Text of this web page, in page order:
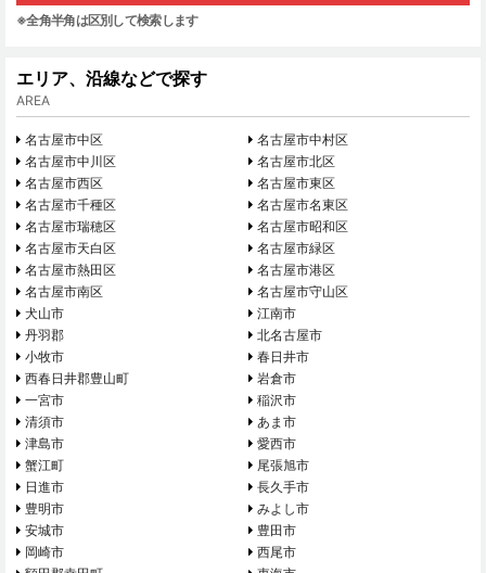
※全角半角は区別して検索します
エリア、沿線などで探す
AREA
名古屋市中区
名古屋市中村区
名古屋市中川区
名古屋市北区
名古屋市西区
名古屋市東区
名古屋市千種区
名古屋市名東区
名古屋市瑞穂区
名古屋市昭和区
名古屋市天白区
名古屋市緑区
名古屋市熱田区
名古屋市港区
名古屋市南区
名古屋市守山区
犬山市
江南市
丹羽郡
北名古屋市
小牧市
春日井市
西春日井郡豊山町
岩倉市
一宮市
稲沢市
清須市
あま市
津島市
愛西市
蟹江町
尾張旭市
日進市
長久手市
豊明市
みよし市
安城市
豊田市
岡崎市
西尾市